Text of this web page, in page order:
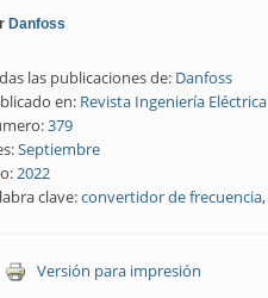
Danfoss
las publicaciones de: Danfoss
en: Revista Ingeniería Eléctrica
379
Septiembre
2022
clave:convertidor de frecuencia
Versión para impresión